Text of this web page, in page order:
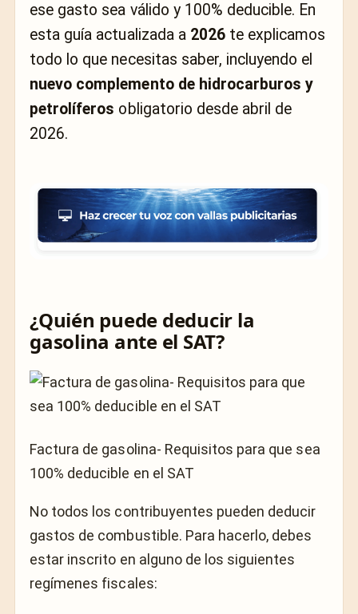
ese gasto sea válido y 100% deducible. En
esta guía actualizada a 2026 te explicamos
todo lo que necesitas saber, incluyendo el
nuevo complemento de hidrocarburos y
petrolíferos obligatorio desde abril de
2026.
¿Quién puede deducir la
gasolina ante el SAT?
Factura de gasolina- Requisitos para que sea
100% deducible en el SAT
No todos los contribuyentes pueden deducir
gastos de combustible. Para hacerlo, debes
estar inscrito en alguno de los siguientes
regímenes fiscales: